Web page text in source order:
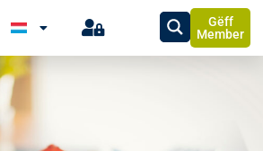
Gëff
Member